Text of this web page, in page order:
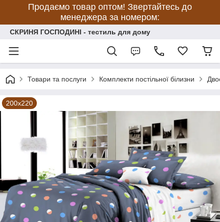
Продаємо товар оптом! Звертайтесь до
менеджера за номером:
СКРИНЯ ГОСПОДИНІ - тестиль для дому
Товари та послуги Комплекти постільної білизни
200х220